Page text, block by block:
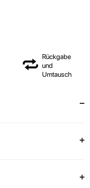
Rückgabe
und
Umtausch